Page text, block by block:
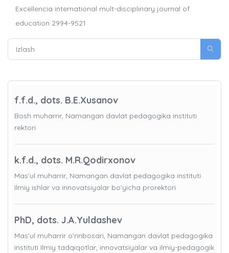
Excellencia international mult-disciplinary journal of
education 2994-9521
f.f.d., dots. B.E.Xusanov
Bosh muharrir, Namangan davlat pedagogika instituti
rektori
k.f.d., dots. M.R.Qodirxonov
Mas’ul muharrir, Namangan davlat pedagogika instituti
Ilmiy ishlar va innovatsiyalar bo’yicha prorektori
PhD, dots. J.A.Yuldashev
Mas’ul muharrir o’rinbosari, Namangan davlat pedagogika
instituti Ilmiy tadqiqotlar, innovatsiyalar va ilmiy-pedagogik